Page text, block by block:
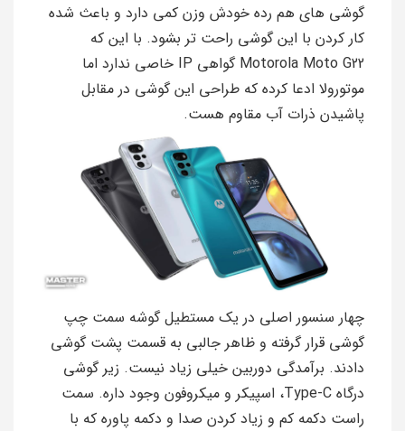
گوشی های هم رده خودش وزن کمی دارد و باعث شده
کار کردن با این گوشی راحت تر بشود. با این که
Motorola Moto G22 گواهی IP خاصی ندارد اما
موتورولا ادعا کرده که طراحی این گوشی در مقابل
پاشیدن ذرات آب مقاوم هست.
چهار سنسور اصلی در یک مستطیل گوشه سمت چپ
گوشی قرار گرفته و ظاهر جالبی به قسمت پشت گوشی
دادند. برآمدگی دوربین خیلی زیاد نیست. زیر گوشی
درگاه Type-C، اسپیکر و میکروفون وجود داره. سمت
راست دکمه کم و زیاد کردن صدا و دکمه پاوره که با